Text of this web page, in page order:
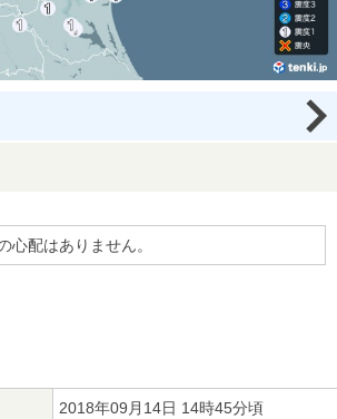
心配はありません。
2018年09月14日 14時45分頃